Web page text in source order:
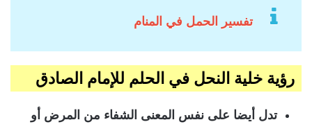
تفسير الحمل في المنام
رؤية خلية النحل في الحلم للإمام الصادق
تدل أيضا على نفس المعنى الشفاء من المرض أو